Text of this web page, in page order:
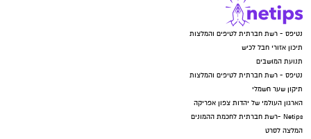
חדשותי? מצאתם טעות בכתבה? נשמח שתשתפו
אותנו
נטיפס - רשת חברתית לטיפים והמלצות
תיכון אזורי חבל לכיש
תנועת המושבים
נטיפס - רשת חברתית לטיפים והמלצות
תיקון שער חשמלי
הארגון העולמי של יהדות צפון אפריקה
Netips -רשת חברתית לחכמת ההמונים
המלצה לסרט